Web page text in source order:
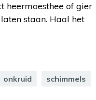
heermoesthee of gier
staan. Haal het
onkruid schimmels